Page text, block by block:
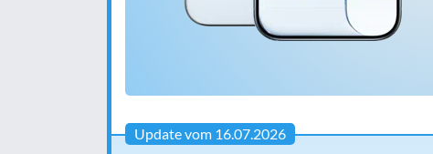
Update vom 16.07.2026